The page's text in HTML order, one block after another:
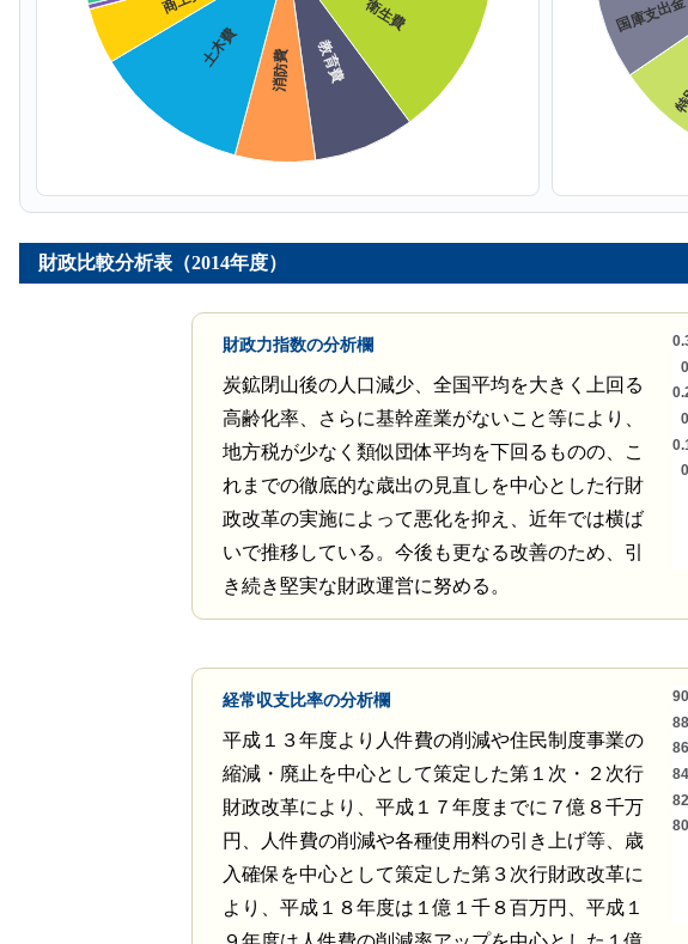
財政比較分析表（2014年度）
財政力指数の分析欄
炭鉱閉山後の人口減少、全国平均を大きく上回る
高齢化率、さらに基幹産業がないこと等により、
地方税が少なく類似団体平均を下回るものの、こ
れまでの徹底的な歳出の見直しを中心とした行財
政改革の実施によって悪化を抑え、近年では横ば
いで推移している。今後も更なる改善のため、引
き続き堅実な財政運営に努める。
経常収支比率の分析欄
平成１３年度より人件費の削減や住民制度事業の
縮減・廃止を中心として策定した第１次・２次行
財政改革により、平成１７年度までに７億８千万
円、人件費の削減や各種使用料の引き上げ等、歳
入確保を中心として策定した第３次行財政改革に
より、平成１８年度は１億１千８百万円、平成１